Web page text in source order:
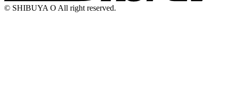
© SHIBUYA O All right reserved.